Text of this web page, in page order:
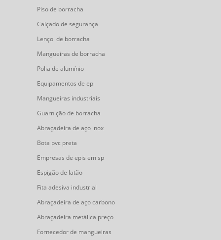
Piso de borracha
Calçado de segurança
Lençol de borracha
Mangueiras de borracha
Polia de alumínio
Equipamentos de epi
Mangueiras industriais
Guarnição de borracha
Abraçadeira de aço inox
Bota pvc preta
Empresas de epis em sp
Espigão de latão
Fita adesiva industrial
Abraçadeira de aço carbono
Abraçadeira metálica preço
Fornecedor de mangueiras